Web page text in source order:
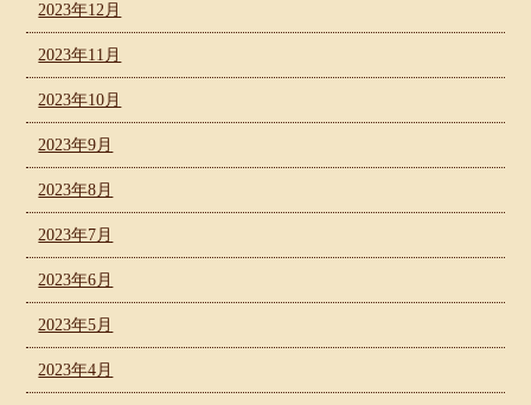
2023年12月
2023年11月
2023年10月
2023年9月
2023年8月
2023年7月
2023年6月
2023年5月
2023年4月